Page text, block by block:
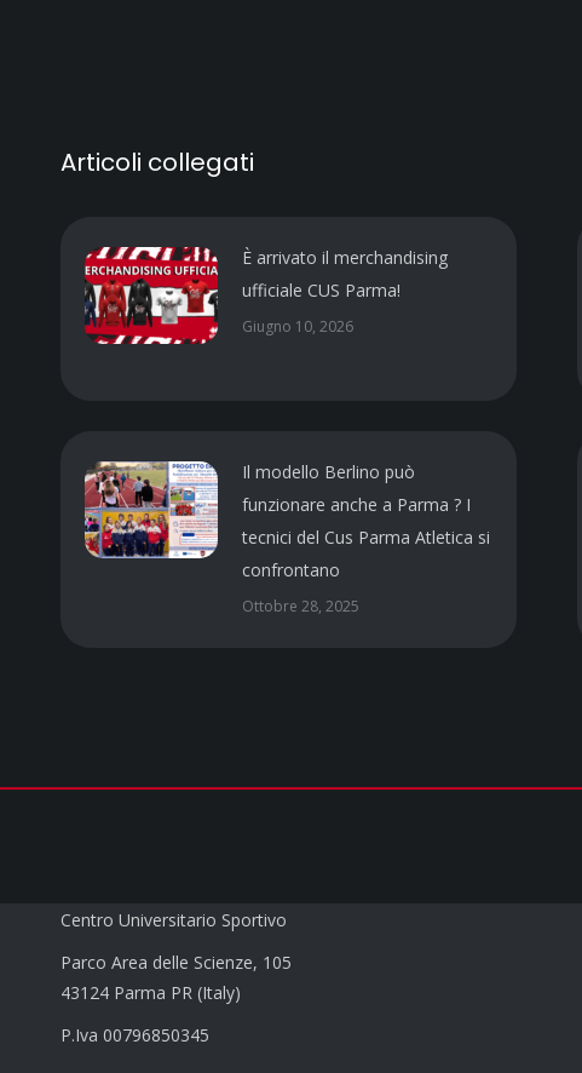
Articoli collegati
È arrivato il merchandising
ufficiale CUS Parma!
Giugno 10, 2026
Il modello Berlino può
funzionare anche a Parma ? I
tecnici del Cus Parma Atletica si
confrontano
Ottobre 28, 2025
Centro Universitario Sportivo
Parco Area delle Scienze, 105
43124 Parma PR (Italy)
P.Iva 00796850345